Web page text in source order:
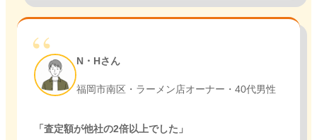
N・Hさん
福岡市南区・ラーメン店オーナー・40代男性
「査定額が他社の2倍以上でした」